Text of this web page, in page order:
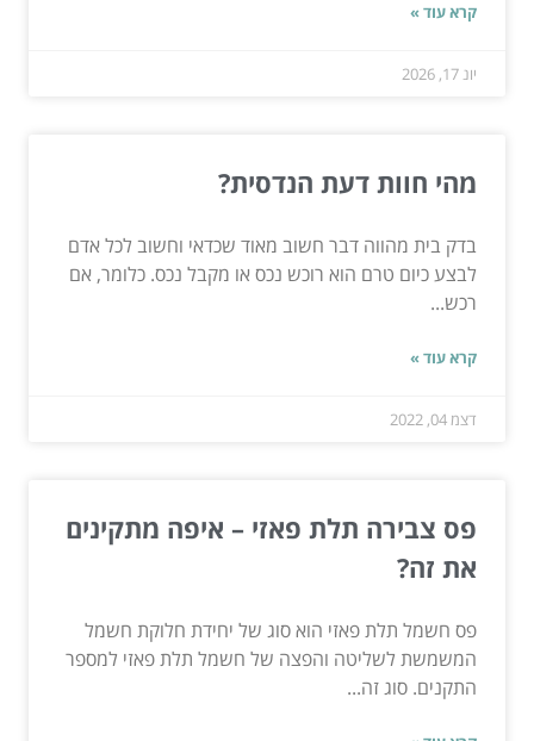
קרא עוד »
יונ 17, 2026
מהי חוות דעת הנדסית?
בדק בית מהווה דבר חשוב מאוד שכדאי וחשוב לכל אדם
לבצע כיום טרם הוא רוכש נכס או מקבל נכס. כלומר, אם
רכש...
קרא עוד »
דצמ 04, 2022
פס צבירה תלת פאזי – איפה מתקינים
את זה?
פס חשמל תלת פאזי הוא סוג של יחידת חלוקת חשמל
המשמשת לשליטה והפצה של חשמל תלת פאזי למספר
התקנים. סוג זה...